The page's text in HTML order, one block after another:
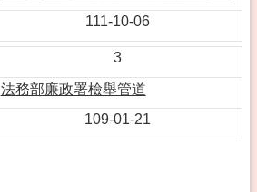
111-10-06
3
法務部廉政署檢舉管道
109-01-21